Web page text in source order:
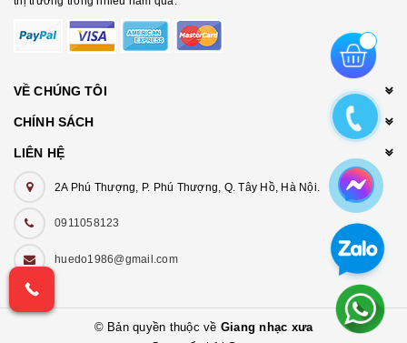
VỀ CHÚNG TÔI
CHÍNH SÁCH
LIÊN HỆ
2A Phú Thượng, P. Phú Thượng, Q. Tây Hồ, Hà Nội.
0911058123
huedo1986@gmail.com
© Bản quyền thuộc về Giang nhạc xưa